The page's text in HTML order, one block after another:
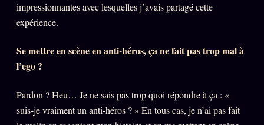
Équipe
Auteurs
Personas
Qui baise qui
+18
Signatures
impressionnantes avec lesquelles j’avais partagé cette
expérience.
Se mettre en scène en anti-héros, ça ne fait pas trop mal à
l’ego ?
Pardon ? Heu… Je ne sais pas trop quoi répondre à ça : «
suis-je vraiment un anti-héros ? » En tous cas, je n’ai pas fait